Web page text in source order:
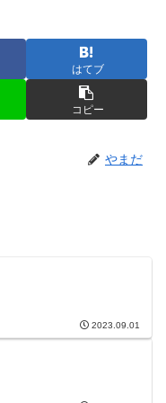
はてブ
コピー
やまだ
2023.09.01